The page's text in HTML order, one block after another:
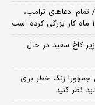
ادعاهای ترامپ،
زیر کاخ سفید در حال
جمهور! زنگ خطر برای
نظر کنید